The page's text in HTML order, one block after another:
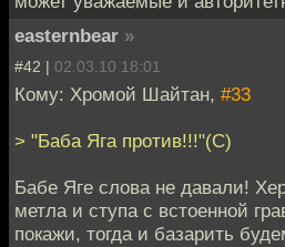
easternbear »
#42 | 02.03.10 18:01
Кому: Хромой Шайтан, #33
> "Баба Яга против!!!"(С)
Бабе Яге слова не давали!
метла и ступа с встоенной
покажи, тогда и базарить